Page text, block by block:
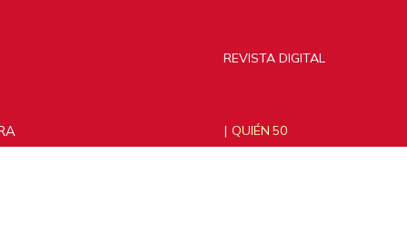
REVISTA DIGITAL
QUIÉN 50